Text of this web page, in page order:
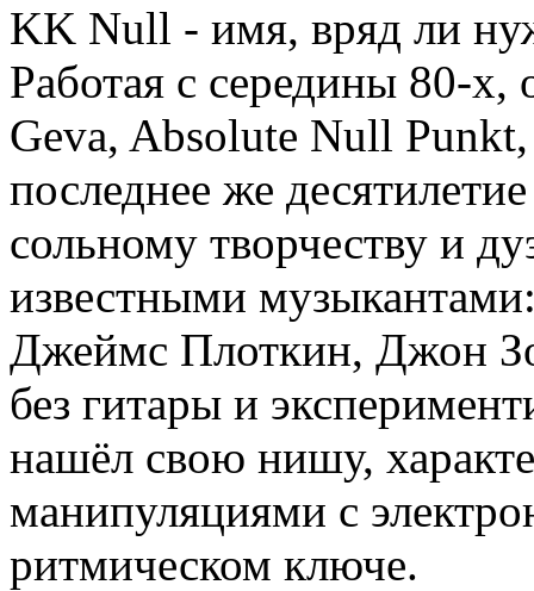
KK Null - имя, вряд ли
Работая с середины 80-
Geva, Absolute Null
последнее же
сольному творчеству и
известными
Джеймс Плоткин, Джон
без гитары и
нашёл свою нишу,
манипуляциями с
ритмическом ключе.